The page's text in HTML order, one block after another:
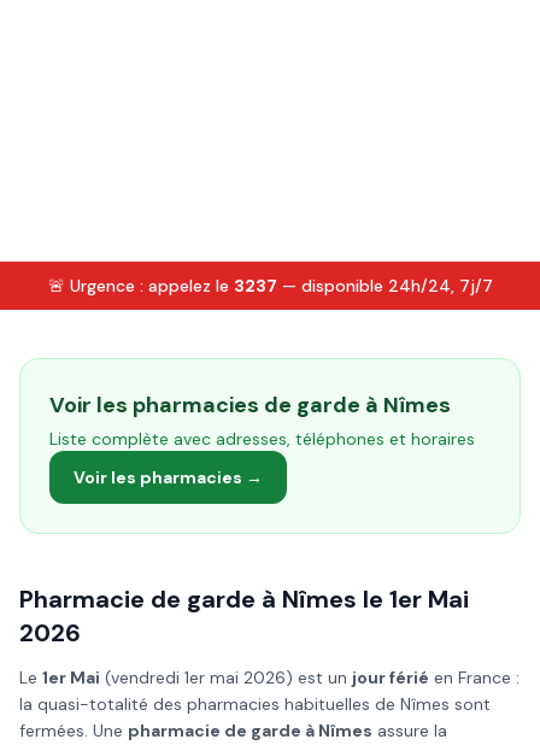
🚨 Urgence : appelez le 3237 — disponible 24h/24, 7j/7
Voir les pharmacies de garde à Nîmes
Liste complète avec adresses, téléphones et horaires
Voir les pharmacies →
Pharmacie de garde à Nîmes le 1er Mai
2026
Le 1er Mai (vendredi 1er mai 2026) est un jour férié en France :
la quasi-totalité des pharmacies habituelles de Nîmes sont
fermées. Une pharmacie de garde à Nîmes assure la